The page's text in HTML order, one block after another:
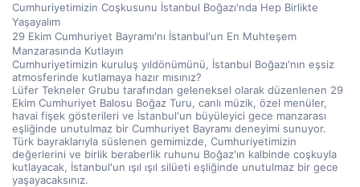
Cumhuriyetimizin Coşkusunu İstanbul Boğazı'nda Hep Birlikte
Yaşayalım
29 Ekim Cumhuriyet Bayramı'nı İstanbul'un En Muhteşem
Manzarasında Kutlayın
Cumhuriyetimizin kuruluş yıldönümünü, İstanbul Boğazı'nın eşsiz
atmosferinde kutlamaya hazır mısınız?
Lüfer Tekneler Grubu tarafından geleneksel olarak düzenlenen 29
Ekim Cumhuriyet Balosu Boğaz Turu, canlı müzik, özel menüler,
havai fişek gösterileri ve İstanbul'un büyüleyici gece manzarası
eşliğinde unutulmaz bir Cumhuriyet Bayramı deneyimi sunuyor.
Türk bayraklarıyla süslenen gemimizde, Cumhuriyetimizin
değerlerini ve birlik beraberlik ruhunu Boğaz'ın kalbinde coşkuyla
kutlayacak, İstanbul'un ışıl ışıl silüeti eşliğinde unutulmaz bir gece
yaşayacaksınız.